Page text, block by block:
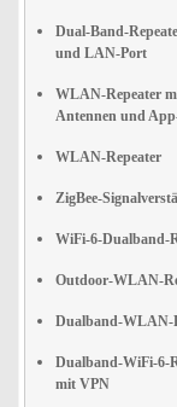
Dual-Band-
und LAN-Port
WLAN-Repeater
Antennen und
WLAN-Repeater
ZigBee-
WiFi-6-Dualband-
Outdoor-WLAN-
Dualband-WLAN-
Dualband-WiFi-6-
mit VPN